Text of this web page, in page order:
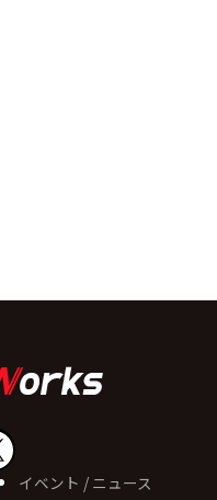
イベント / ニュース